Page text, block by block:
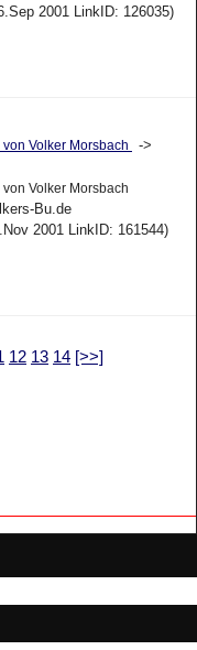
2001 LinkID: 126035)
Volker Morsbach
->
Volker Morsbach
Bu.de
2001 LinkID: 161544)
12 13 14 [>>]